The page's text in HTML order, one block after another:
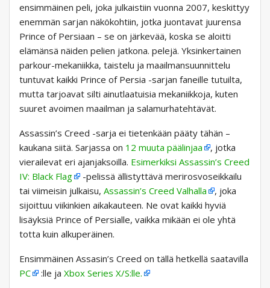
ensimmäinen peli, joka julkaistiin vuonna 2007, keskittyy
enemmän sarjan näkökohtiin, jotka juontavat juurensa
Prince of Persiaan – se on järkevää, koska se aloitti
elämänsä näiden pelien jatkona. pelejä. Yksinkertainen
parkour-mekaniikka, taistelu ja maailmansuunnittelu
tuntuvat kaikki Prince of Persia -sarjan faneille tutuilta,
mutta tarjoavat silti ainutlaatuisia mekaniikkoja, kuten
suuret avoimen maailman ja salamurhatehtävät.
Assassin’s Creed -sarja ei tietenkään pääty tähän –
kaukana siitä. Sarjassa on 12 muuta päälinjaa
, jotka
vierailevat eri ajanjaksoilla. Esimerkiksi Assassin’s Creed
IV: Black Flag
-pelissä ällistyttävä merirosvoseikkailu
tai viimeisin julkaisu, Assassin’s Creed Valhalla
, joka
sijoittuu viikinkien aikakauteen. Ne ovat kaikki hyviä
lisäyksiä Prince of Persialle, vaikka mikään ei ole yhtä
totta kuin alkuperäinen.
Ensimmäinen Assasin’s Creed on tällä hetkellä saatavilla
PC
:lle ja Xbox Series X/S:lle.